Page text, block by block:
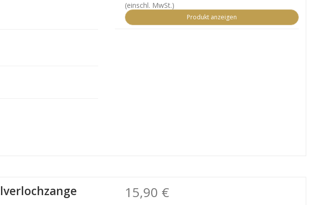
(einschl. MwSt.)
Produkt anzeigen
15,90 €